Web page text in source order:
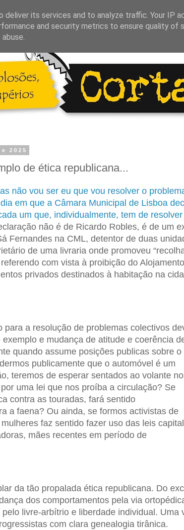
2025
de ética republicana...
não vou ser eu que vou resolver o
em que a Câmara Municipal de Lisboa
um que, individualmente, tem de resolver
não é de Ricardo Robles, é de um
Fernandes na CML, detentor de duas
de uma livraria onde promoveu
com vista à proibição do Alojamento
privados destinados à habitação na
para a resolução de problemas colectivos
e mudança de atitude e coerência
quando assume posições publicas sobre o
publicamente que o automóvel é um
teremos de esperar sentados ao volante
uma lei que nos proíba a circulação? Se
contra as touradas, fará sentido
a faena? Ou ainda, se formos activistas de
faz sentido fazer uso das leis
mães recentes em período de
da tão propalada ética republicana. Do
dos comportamentos pela via
livre-arbítrio e liberdade individual. Uma
com clara genealogia tirânica.
its services and to analyze traffic. Your IP
and security metrics to ensure quality of